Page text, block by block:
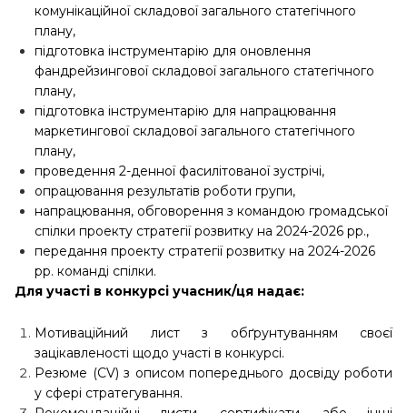
комунікаційної складової загального статегічного
плану,
підготовка інструментарію для оновлення
фандрейзингової складової загального статегічного
плану,
підготовка інструментарію для напрацювання
маркетингової складової загального статегічного
плану,
проведення 2-денної фасилітованої зустрічі,
опрацювання результатів роботи групи,
напрацювання, обговорення з командою громадської
спілки проекту стратегії розвитку на 2024-2026 рр.,
передання проекту стратегії розвитку на 2024-2026
рр. команді спілки.
Для участі в конкурсі учасник/ця надає:
Мотиваційний лист з обґрунтуванням своєї
зацікавленості щодо участі в конкурсі.
Резюме (СV) з описом попереднього досвіду роботи
у сфері стратегування.